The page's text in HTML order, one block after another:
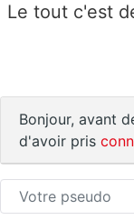
Le tout c'est
Bonjour, avant
d'avoir pris